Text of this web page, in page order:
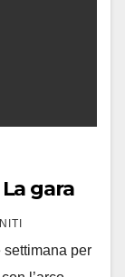
La gara
settimana per